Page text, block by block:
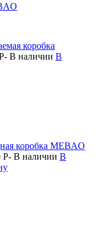
коробка
- В наличии В
коробка MEBAO
Р- В наличии В